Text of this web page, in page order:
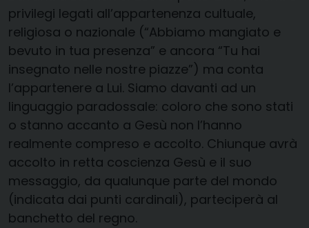
privilegi legati all’appartenenza cultuale,
religiosa o nazionale (“Abbiamo mangiato e
bevuto in tua presenza” e ancora “Tu hai
insegnato nelle nostre piazze”) ma conta
l’appartenere a Lui. Siamo davanti ad un
linguaggio paradossale: coloro che sono stati
o stanno accanto a Gesù non l’hanno
realmente compreso e accolto. Chiunque avrà
accolto in retta coscienza Gesù e il suo
messaggio, da qualunque parte del mondo
(indicata dai punti cardinali), parteciperà al
banchetto del regno.